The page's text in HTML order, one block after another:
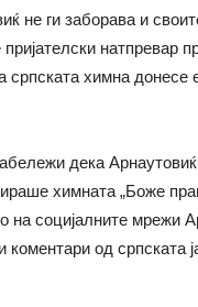
не ги заборава и
натпревар
српската химна донесе
дека
химната „Боже
на социјалните мрежи
коментари од српската